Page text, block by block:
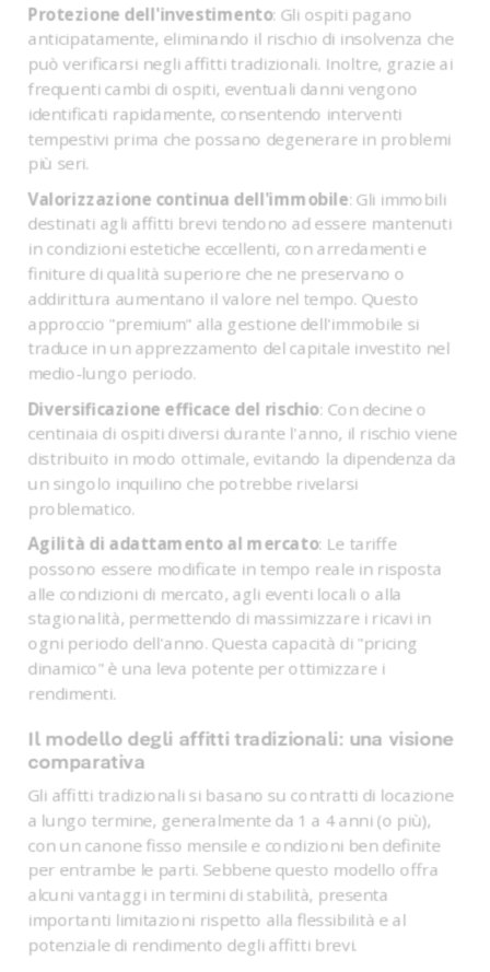
Protezione dell'investimento: Gli ospiti pagano
anticipatamente, eliminando il rischio di insolvenza che
può verificarsi negli affitti tradizionali. Inoltre, grazie ai
frequenti cambi di ospiti, eventuali danni vengono
identificati rapidamente, consentendo interventi
tempestivi prima che possano degenerare in problemi
più seri.
Valorizzazione continua dell'immobile: Gli immobili
destinati agli affitti brevi tendono ad essere mantenuti
in condizioni estetiche eccellenti, con arredamenti e
finiture di qualità superiore che ne preservano o
addirittura aumentano il valore nel tempo. Questo
approccio "premium" alla gestione dell'immobile si
traduce in un apprezzamento del capitale investito nel
medio-lungo periodo.
Diversificazione efficace del rischio: Con decine o
centinaia di ospiti diversi durante l'anno, il rischio viene
distribuito in modo ottimale, evitando la dipendenza da
un singolo inquilino che potrebbe rivelarsi
problematico.
Agilità di adattamento al mercato: Le tariffe
possono essere modificate in tempo reale in risposta
alle condizioni di mercato, agli eventi locali o alla
stagionalità, permettendo di massimizzare i ricavi in
ogni periodo dell'anno. Questa capacità di "pricing
dinamico" è una leva potente per ottimizzare i
rendimenti.
Il modello degli affitti tradizionali: una visione
comparativa
Gli affitti tradizionali si basano su contratti di locazione
a lungo termine, generalmente da 1 a 4 anni (o più),
con un canone fisso mensile e condizioni ben definite
per entrambe le parti. Sebbene questo modello offra
alcuni vantaggi in termini di stabilità, presenta
importanti limitazioni rispetto alla flessibilità e al
potenziale di rendimento degli affitti brevi.